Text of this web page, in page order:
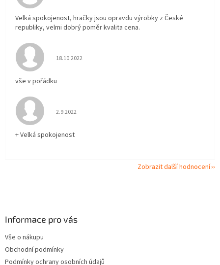
Velká spokojenost, hračky jsou opravdu výrobky z České
republiky, velmi dobrý poměr kvalita cena.
Hodnocení obchodu je 5 z 5 hvězdiček.
18.10.2022
vše v pořádku
Hodnocení obchodu je 5 z 5 hvězdiček.
2.9.2022
+ Velká spokojenost
Zobrazit další hodnocení
Informace pro vás
Vše o nákupu
Obchodní podmínky
Podmínky ochrany osobních údajů